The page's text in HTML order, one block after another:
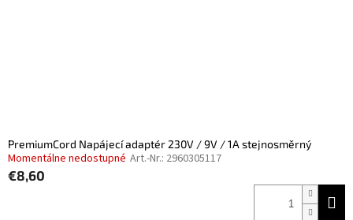
PremiumCord Napájecí adaptér 230V / 9V / 1A stejnosměrný
Momentálne nedostupné Art.-Nr.: 2960305117
€8,60